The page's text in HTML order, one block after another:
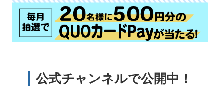
公式チャンネルで公開中！